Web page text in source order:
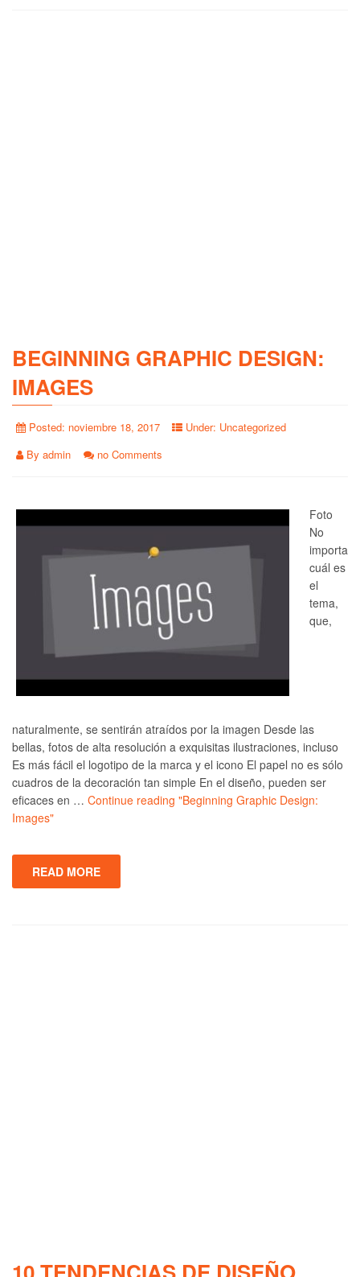
BEGINNING GRAPHIC DESIGN:
IMAGES
Posted: noviembre 18, 2017 Under: Uncategorized
By admin no Comments
Foto
No
importa
cuál es
el
tema,
que,
naturalmente, se sentirán atraídos por la imagen Desde las
bellas, fotos de alta resolución a exquisitas ilustraciones, incluso
Es más fácil el logotipo de la marca y el icono El papel no es sólo
cuadros de la decoración tan simple En el diseño, pueden ser
eficaces en … Continue reading "Beginning Graphic Design:
Images"
READ MORE